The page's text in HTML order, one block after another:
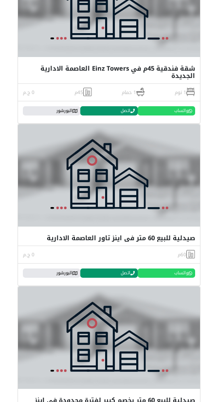
شقة فندقية 45م في Einz Towers العاصمة الادارية
الجديدة
1 نوم 1 حمام 45م 0 ج.م
واتساب اتصل البورشور
صيدلية للبيع 60 متر في اينز تاور العاصمة الادارية
60م 0 ج.م
واتساب اتصل البورشور